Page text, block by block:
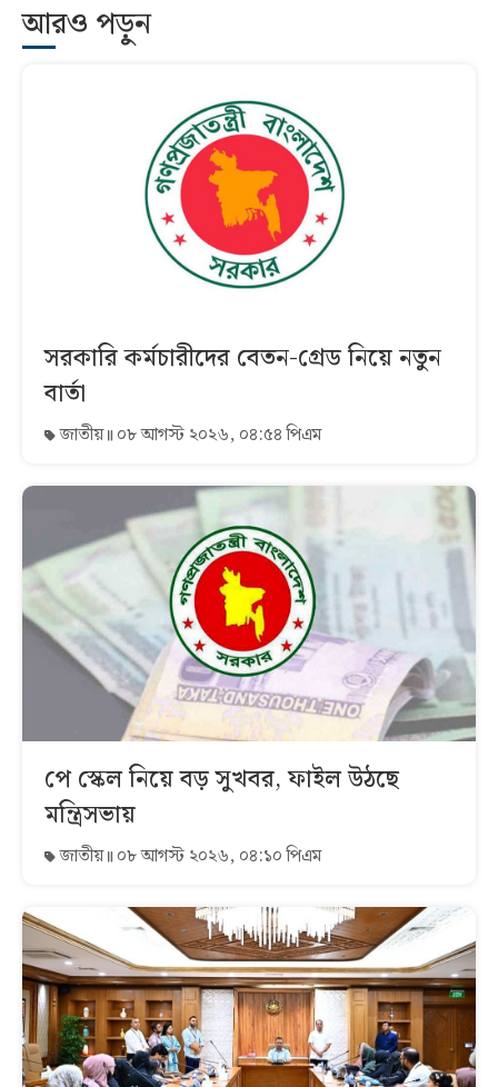
আরও পড়ুন
সরকারি কর্মচারীদের বেতন-গ্রেড নিয়ে নতুন
বার্তা
জাতীয় ০৮ আগস্ট ২০২৬, ০৪:৫৪ পিএম
পে স্কেল নিয়ে বড় সুখবর, ফাইল উঠছে
মন্ত্রিসভায়
জাতীয় ০৮ আগস্ট ২০২৬, ০৪:১০ পিএম